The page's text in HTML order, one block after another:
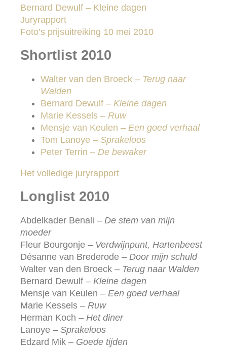
Bernard Dewulf – Kleine dagen
Juryrapport
Foto’s prijsuitreiking 10 mei 2010
Shortlist 2010
Walter van den Broeck – Terug naar
Walden
Bernard Dewulf – Kleine dagen
Marie Kessels – Ruw
Mensje van Keulen – Een goed verhaal
Tom Lanoye – Sprakeloos
Peter Terrin – De bewaker
Het volledige juryrapport
Longlist 2010
Abdelkader Benali – De stem van mijn
moeder
Fleur Bourgonje – Verdwijnpunt, Hartenbeest
Désanne van Brederode – Door mijn schuld
Walter van den Broeck – Terug naar Walden
Bernard Dewulf – Kleine dagen
Mensje van Keulen – Een goed verhaal
Marie Kessels – Ruw
Herman Koch – Het diner
Lanoye – Sprakeloos
Edzard Mik – Goede tijden